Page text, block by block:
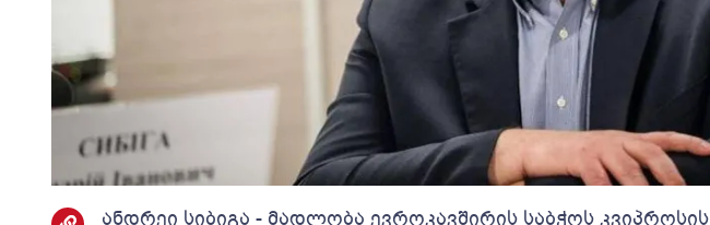
ანდრეი სიბიგა - მადლობა ევროკავშირის საბჭოს კვიპროსის